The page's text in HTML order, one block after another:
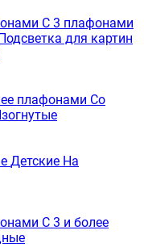
С 3 плафонами
для картин
плафонами Со
Детские На
С 3 и более